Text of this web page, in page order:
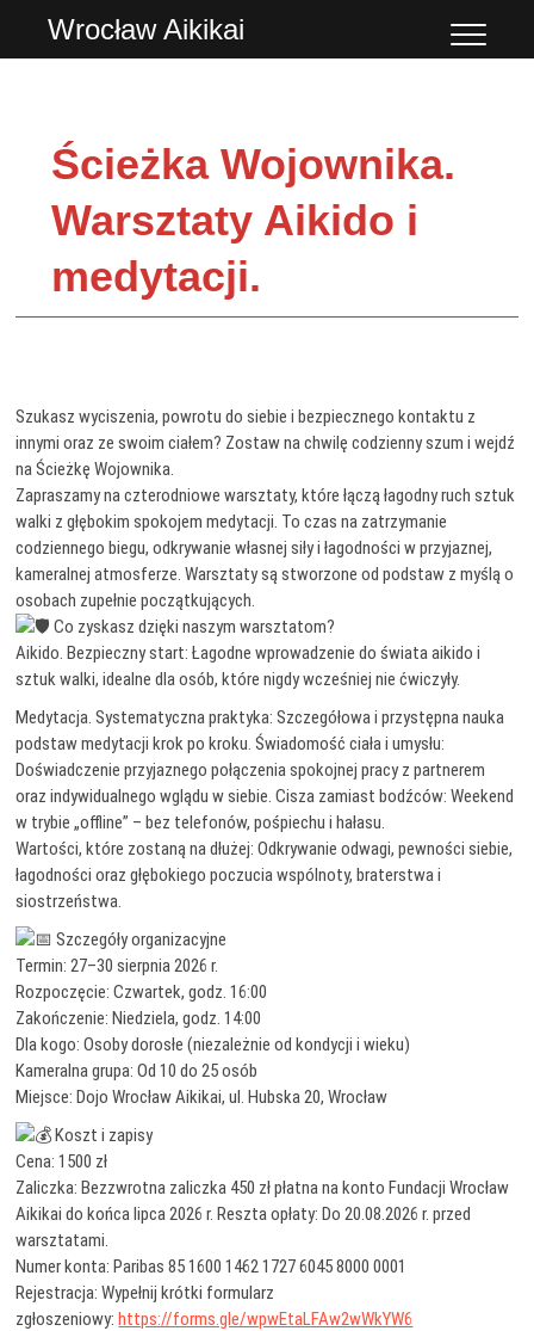
treści
Wrocław Aikikai
Ścieżka Wojownika.
Warsztaty Aikido i
medytacji.
Szukasz wyciszenia, powrotu do siebie i bezpiecznego kontaktu z
innymi oraz ze swoim ciałem? Zostaw na chwilę codzienny szum i wejdź
na Ścieżkę Wojownika.
Zapraszamy na czterodniowe warsztaty, które łączą łagodny ruch sztuk
walki z głębokim spokojem medytacji. To czas na zatrzymanie
codziennego biegu, odkrywanie własnej siły i łagodności w przyjaznej,
kameralnej atmosferze. Warsztaty są stworzone od podstaw z myślą o
osobach zupełnie początkujących.
Co zyskasz dzięki naszym warsztatom?
Aikido. Bezpieczny start: Łagodne wprowadzenie do świata aikido i
sztuk walki, idealne dla osób, które nigdy wcześniej nie ćwiczyły.
Medytacja. Systematyczna praktyka: Szczegółowa i przystępna nauka
podstaw medytacji krok po kroku. Świadomość ciała i umysłu:
Doświadczenie przyjaznego połączenia spokojnej pracy z partnerem
oraz indywidualnego wglądu w siebie. Cisza zamiast bodźców: Weekend
w trybie „offline” – bez telefonów, pośpiechu i hałasu.
Wartości, które zostaną na dłużej: Odkrywanie odwagi, pewności siebie,
łagodności oraz głębokiego poczucia wspólnoty, braterstwa i
siostrzeństwa.
Szczegóły organizacyjne
Termin: 27–30 sierpnia 2026 r.
Rozpoczęcie: Czwartek, godz. 16:00
Zakończenie: Niedziela, godz. 14:00
Dla kogo: Osoby dorosłe (niezależnie od kondycji i wieku)
Kameralna grupa: Od 10 do 25 osób
Miejsce: Dojo Wrocław Aikikai, ul. Hubska 20, Wrocław
Koszt i zapisy
Cena: 1500 zł
Zaliczka: Bezzwrotna zaliczka 450 zł płatna na konto Fundacji Wrocław
Aikikai do końca lipca 2026 r. Reszta opłaty: Do 20.08.2026 r. przed
warsztatami.
Numer konta: Paribas 85 1600 1462 1727 6045 8000 0001
Rejestracja: Wypełnij krótki formularz
zgłoszeniowy:https://forms.gle/wpwEtaLFAw2wWkYW6